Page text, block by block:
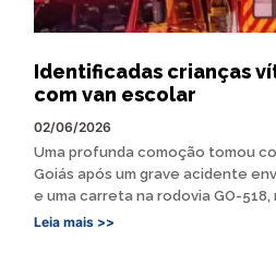
Identificadas crianças
com van escolar
02/06/2026
Uma profunda comoção tomou
Goiás após um grave acidente
e uma carreta na rodovia GO-518,
Leia mais >>